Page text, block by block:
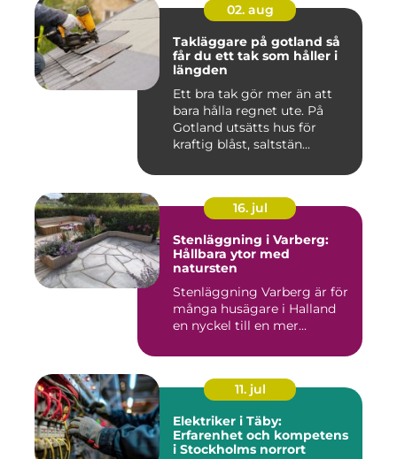
02. aug
Takläggare på gotland så
får du ett tak som håller i
längden
Ett bra tak gör mer än att
bara hålla regnet ute. På
Gotland utsätts hus för
kraftig blåst, saltstän...
16. jul
Stenläggning i Varberg:
Hållbara ytor med
natursten
Stenläggning Varberg är för
många husägare i Halland
en nyckel till en mer...
11. jul
Elektriker i Täby:
Erfarenhet och kompetens
i Stockholms norrort